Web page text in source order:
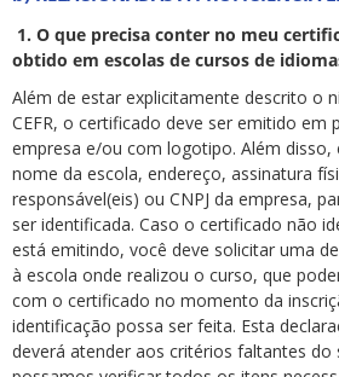
1. O que precisa conter no meu
obtido em escolas de cursos de
Além de estar explicitamente descrito o
CEFR, o certificado deve ser emitido em
empresa e/ou com logotipo. Além
nome da escola, endereço, assinatura
responsável(eis) ou CNPJ da empresa,
ser identificada. Caso o certificado não
está emitindo, você deve solicitar uma
à escola onde realizou o curso, que
com o certificado no momento da
identificação possa ser feita. Esta
deverá atender aos critérios faltantes do